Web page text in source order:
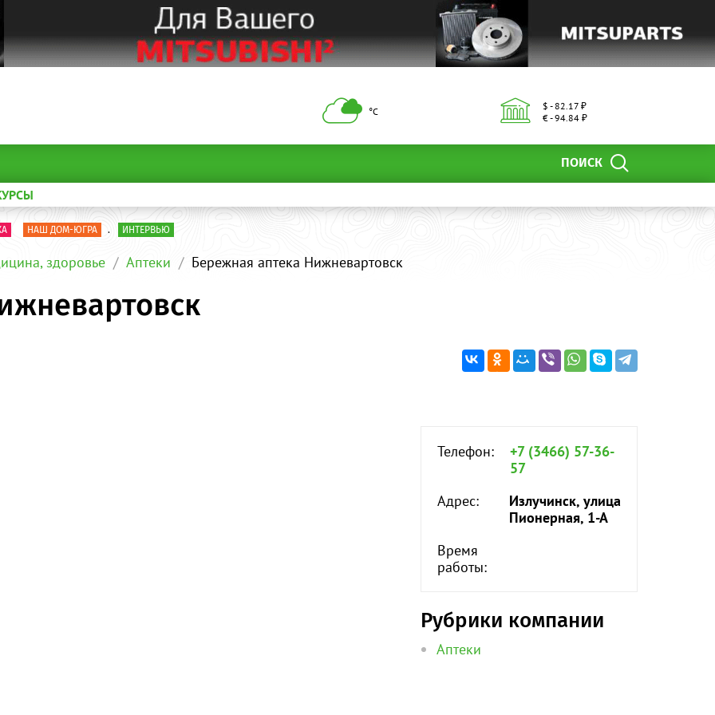
°С
$ - 82.17 ₽
€ - 94.84 ₽
ПОИСК
НАШ ДОМ-ЮГРА . ИНТЕРВЬЮ
здоровье Аптеки Бережная аптека Нижневартовск
Телефон:
+7 (3466) 57-36-
57
Адрес:
Излучинск, улица
Пионерная, 1-А
Время
работы:
Рубрики компании
Аптеки